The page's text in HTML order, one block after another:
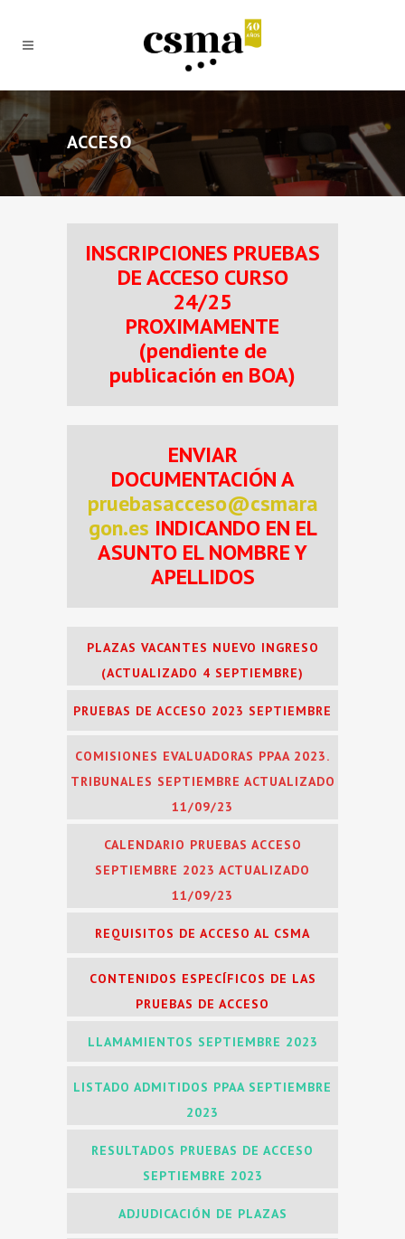
ACCESO
INSCRIPCIONES PRUEBAS
DE ACCESO CURSO
24/25
PROXIMAMENTE
(pendiente de
publicación en BOA)
ENVIAR
DOCUMENTACIÓN A
pruebasacceso@csmara
gon.es INDICANDO EN EL
ASUNTO EL NOMBRE Y
APELLIDOS
PLAZAS VACANTES NUEVO INGRESO
(ACTUALIZADO 4 SEPTIEMBRE)
PRUEBAS DE ACCESO 2023 SEPTIEMBRE
COMISIONES EVALUADORAS PPAA 2023.
TRIBUNALES SEPTIEMBRE ACTUALIZADO
11/09/23
CALENDARIO PRUEBAS ACCESO
SEPTIEMBRE 2023 ACTUALIZADO
11/09/23
REQUISITOS DE ACCESO AL CSMA
CONTENIDOS ESPECÍFICOS DE LAS
PRUEBAS DE ACCESO
LLAMAMIENTOS SEPTIEMBRE 2023
LISTADO ADMITIDOS PPAA SEPTIEMBRE
2023
RESULTADOS PRUEBAS DE ACCESO
SEPTIEMBRE 2023
ADJUDICACIÓN DE PLAZAS